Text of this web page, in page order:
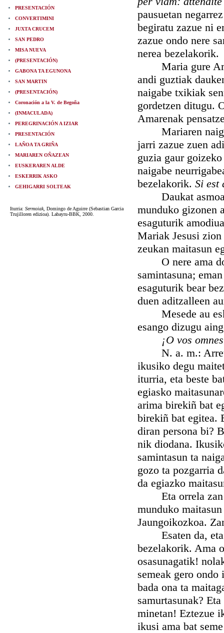
PRESENTACIÓN
CONVERTIMINI
JUXTA CRUCEM
SAN PEDRO
MISA NUEVA
(PRESENTACIÓN)
GABONA TA EGUNONA
SAN MARTIN
(PRESENTACIÓN)
Coronación a la V. de Begoña
(INMACULADA)
PEREGRINACIÓN A IZIAR
PRESENTACIÓN
LAÑOA TA GRIÑA
MARIAREN OÑAZEAN
EUSKERAREN ALDE
ESKERRIK ASKO
GEHIGARRI SOLTEAK
Iturria: Sermoiak, Domingo de Aguirre (Sebastian Garcia
Trujilloren edizioa). Labayru-BBK, 2000.
pausuetan
begiratu zazue ni
zazue ondo nere
nerea bezelakorik.
Maria gure
andi guztiak
naigabe txikiak
gordetzen ditugu.
Amarenak
Mariaren
jarri zazue zuen
guzia gaur
naigabe
bezelakorik. Si est
Daukat asmoa,
munduko gizonen
esaguturik
Mariak Jesusi
zeukan maitasun
O nere ama
samintasuna;
esaguturik bear
duen aditzalleen
Mesede au
esango dizugu
¡O vos
N. a. m.: Arreta
ikusiko degu
iturria, eta beste
egiasko
arima birekiñ bat
birekiñ bat egitea.
diran persona bi?
nik diodana.
samintasun ta
gozo ta pozgarria
da egiazko
Eta orrela zan
munduko
Jaungoikozkoa.
Esaten da, eta
bezelakorik. Ama
osasunagatik!
semeak gero ondo
bada ona ta
samurtasunak?
minetan! Eztezue
ikusi ama bat